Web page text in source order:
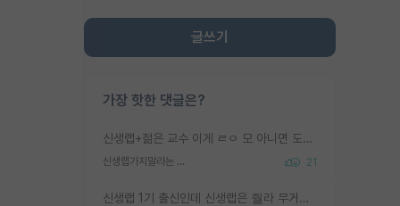
글쓰기
가장 핫한 댓글은?
신생랩+젊은 교수 이게 ㄹㅇ 모 아니면 도인듯.
신생랩가지말라는 이유가 있었구나 21
신생랩 1기 출신인데 신생랩은 줠라 무거운 바벨 같은거임. 들면 대박인데 못들면 깔려 죽음. 아무도 알려주지 않는 환경에서 자생해야하지만, 일단 살아남았다면 그 어떤 사람보다 악착같고 생존력 높은 사람으로 거듭날 수 있음